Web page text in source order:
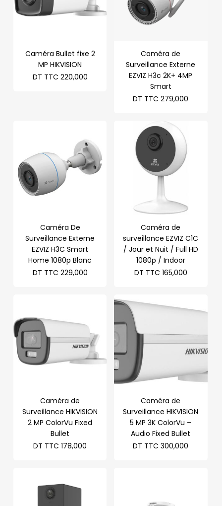
Caméra Bullet fixe 2
MP HIKVISION
DT TTC 220,000
Caméra de
Surveillance Externe
EZVIZ H3c 2K+ 4MP
Smart
DT TTC 279,000
Caméra De
Surveillance Externe
EZVIZ H3C Smart
Home 1080p Blanc
DT TTC 229,000
Caméra de
surveillance EZVIZ C1C
/ Jour et Nuit / Full HD
1080p / Indoor
DT TTC 165,000
Caméra de
Surveillance HIKVISION
2 MP ColorVu Fixed
Bullet
DT TTC 178,000
Caméra de
Surveillance HIKVISION
5 MP 3K ColorVu –
Audio Fixed Bullet
DT TTC 300,000